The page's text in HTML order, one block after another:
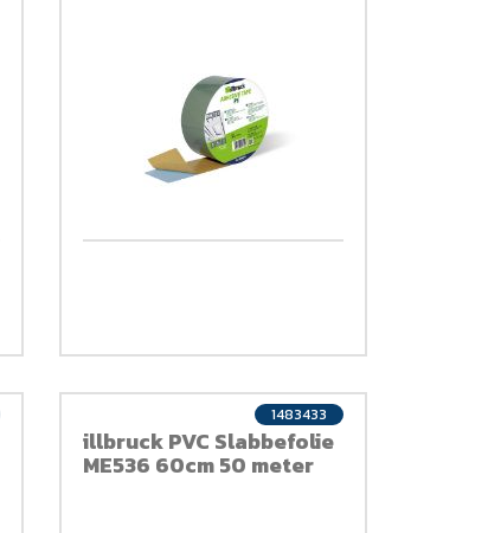
illbruck PVC Slabbefolie
ME536 60cm 50 meter
1483433